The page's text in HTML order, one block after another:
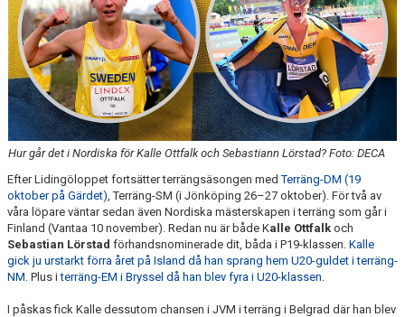
Hur går det i Nordiska för Kalle Ottfalk och Sebastiann Lörstad? Foto: DECA
Efter Lidingöloppet fortsätter terrängsäsongen medTerräng-DM (19
oktober på Gärdet) , Terräng-SM (i Jönköping 26–27 oktober). För två av
våra löpare väntar sedan även Nordiska mästerskapen i terräng som går i
Finland (Vantaa 10 november). Redan nu är både Kalle Ottfalk och
Sebastian Lörstad förhandsnominerade dit, båda i P19-klassen. Kalle
gick ju urstarkt förra året på Island då han sprang hem U20-guldet i terräng-
NM. Plus iterräng-EM i Bryssel då han blev fyra i U20-klassen.
I påskas fick Kalle dessutom chansen i JVM i terräng i Belgrad där han blev